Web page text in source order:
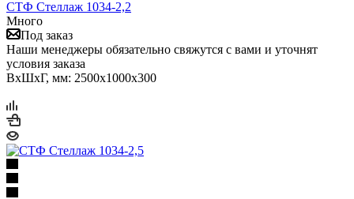
СТФ Стеллаж 1034-2,2
Много
Под заказ
Наши менеджеры обязательно свяжутся с вами и уточнят
условия заказа
ВхШхГ, мм: 2500x1000x300